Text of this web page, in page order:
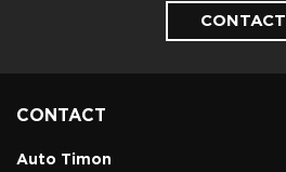
CONTACT
CONTACT
Auto Timon